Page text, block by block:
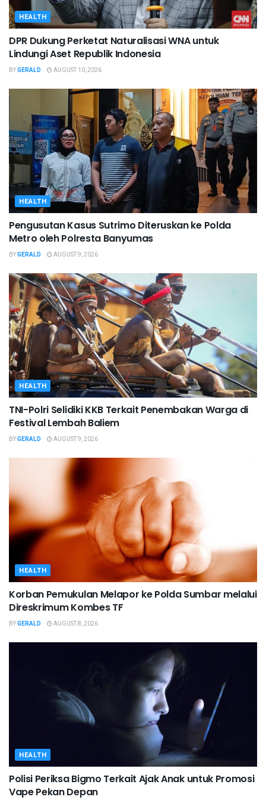
HEALTH
DPR Dukung Perketat Naturalisasi WNA untuk
Lindungi Aset Republik Indonesia
BYGERALD AUGUST 10, 2026
HEALTH
Pengusutan Kasus Sutrimo Diteruskan ke Polda
Metro oleh Polresta Banyumas
BYGERALD AUGUST 9, 2026
HEALTH
TNI-Polri Selidiki KKB Terkait Penembakan Warga di
Festival Lembah Baliem
BYGERALD AUGUST 9, 2026
HEALTH
Korban Pemukulan Melapor ke Polda Sumbar melalui
Direskrimum Kombes TF
BYGERALD AUGUST 8, 2026
HEALTH
Polisi Periksa Bigmo Terkait Ajak Anak untuk Promosi
Vape Pekan Depan